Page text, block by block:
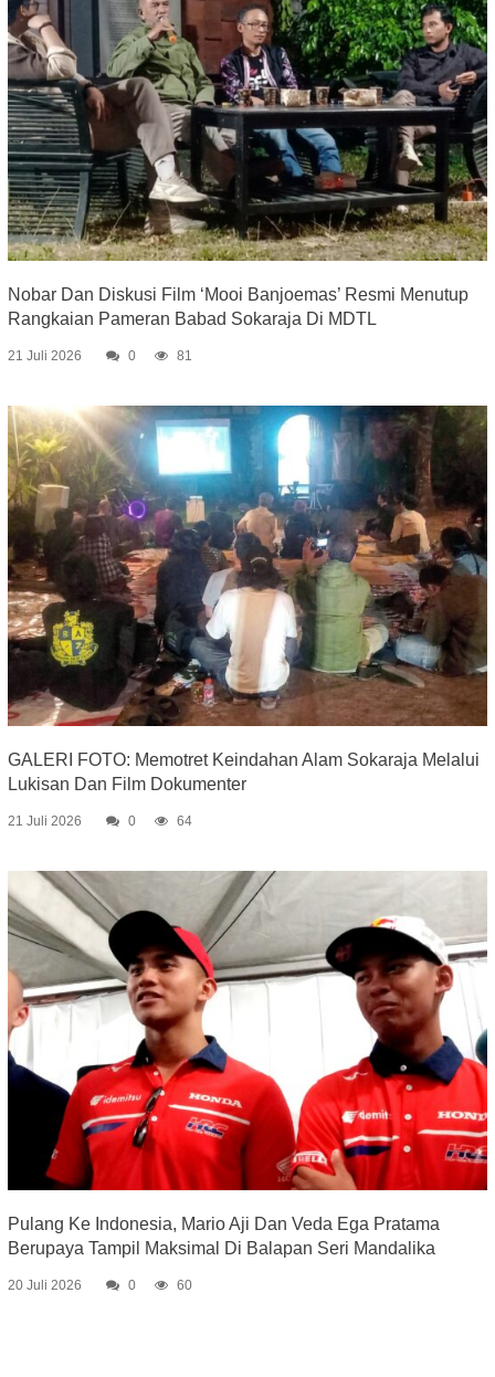
Nobar Dan Diskusi Film ‘Mooi Banjoemas’ Resmi Menutup
Rangkaian Pameran Babad Sokaraja Di MDTL
21 Juli 2026 0 81
GALERI FOTO: Memotret Keindahan Alam Sokaraja Melalui
Lukisan Dan Film Dokumenter
21 Juli 2026 0 64
Pulang Ke Indonesia, Mario Aji Dan Veda Ega Pratama
Berupaya Tampil Maksimal Di Balapan Seri Mandalika
20 Juli 2026 0 60